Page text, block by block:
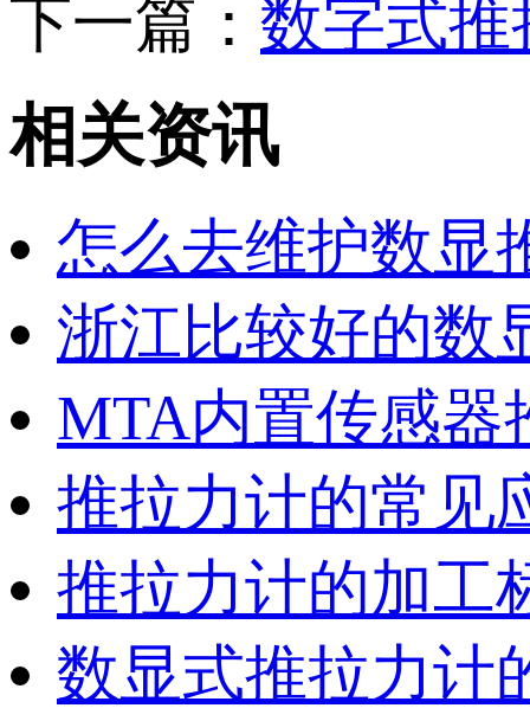
下一篇： 数字式
相关资讯
怎么去维护数显
浙江比较好的数
MTA内置传感器
推拉力计的常见
推拉力计的加工
数显式推拉力计